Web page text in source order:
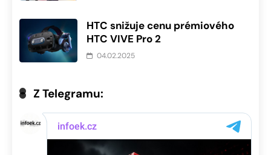
HTC snižuje cenu prémiového
HTC VIVE Pro 2
04.02.2025
Z Telegramu: